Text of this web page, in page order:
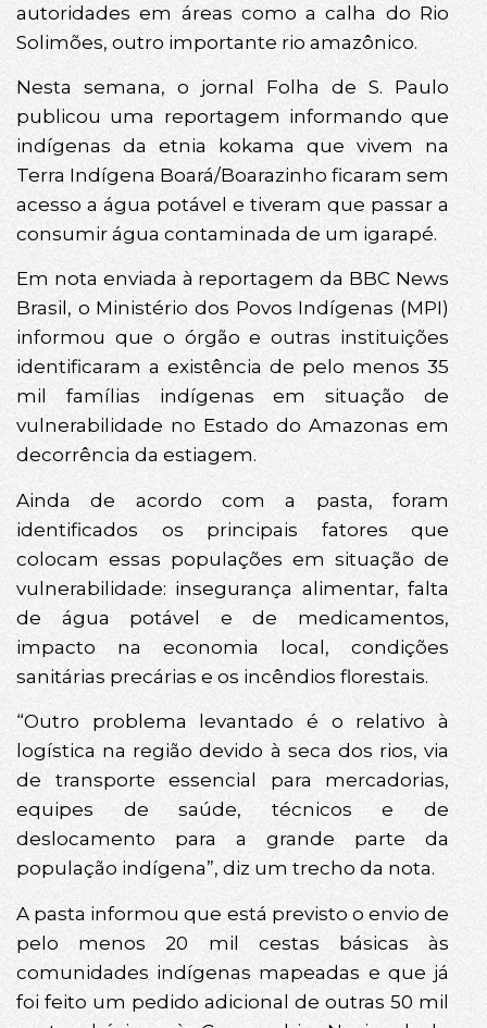
autoridades em áreas como a calha do Rio
Solimões, outro importante rio amazônico.
Nesta semana, o jornal Folha de S. Paulo
publicou uma reportagem informando que
indígenas da etnia kokama que vivem na
Terra Indígena Boará/Boarazinho ficaram sem
acesso a água potável e tiveram que passar a
consumir água contaminada de um igarapé.
Em nota enviada à reportagem da BBC News
Brasil, o Ministério dos Povos Indígenas (MPI)
informou que o órgão e outras instituições
identificaram a existência de pelo menos 35
mil famílias indígenas em situação de
vulnerabilidade no Estado do Amazonas em
decorrência da estiagem.
Ainda de acordo com a pasta, foram
identificados os principais fatores que
colocam essas populações em situação de
vulnerabilidade: insegurança alimentar, falta
de água potável e de medicamentos,
impacto na economia local, condições
sanitárias precárias e os incêndios florestais.
“Outro problema levantado é o relativo à
logística na região devido à seca dos rios, via
de transporte essencial para mercadorias,
equipes de saúde, técnicos e de
deslocamento para a grande parte da
população indígena”, diz um trecho da nota.
A pasta informou que está previsto o envio de
pelo menos 20 mil cestas básicas às
comunidades indígenas mapeadas e que já
foi feito um pedido adicional de outras 50 mil